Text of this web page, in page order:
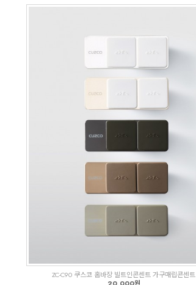
ZC-C90 쿠스코 홈바장 빌트인콘센트 가구매립콘센트